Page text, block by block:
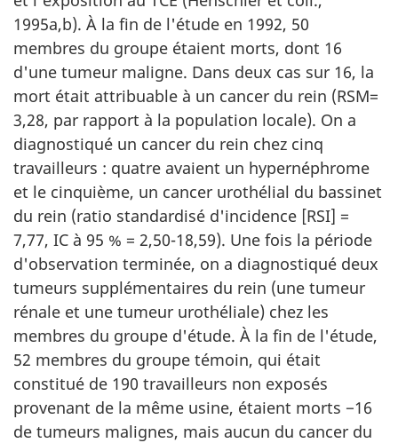
1995a,b). À la fin de l'étude en 1992, 50
membres du groupe étaient morts, dont 16
d'une tumeur maligne. Dans deux cas sur 16, la
mort était attribuable à un cancer du rein (RSM=
3,28, par rapport à la population locale). On a
diagnostiqué un cancer du rein chez cinq
travailleurs : quatre avaient un hypernéphrome
et le cinquième, un cancer urothélial du bassinet
du rein (ratio standardisé d'incidence [RSI] =
7,77, IC à 95 % = 2,50-18,59). Une fois la période
d'observation terminée, on a diagnostiqué deux
tumeurs supplémentaires du rein (une tumeur
rénale et une tumeur urothéliale) chez les
membres du groupe d'étude. À la fin de l'étude,
52 membres du groupe témoin, qui était
constitué de 190 travailleurs non exposés
provenant de la même usine, étaient morts −16
de tumeurs malignes, mais aucun du cancer du